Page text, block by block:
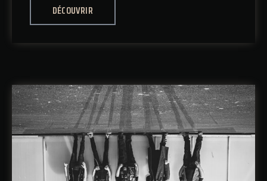
DÉCOUVRIR